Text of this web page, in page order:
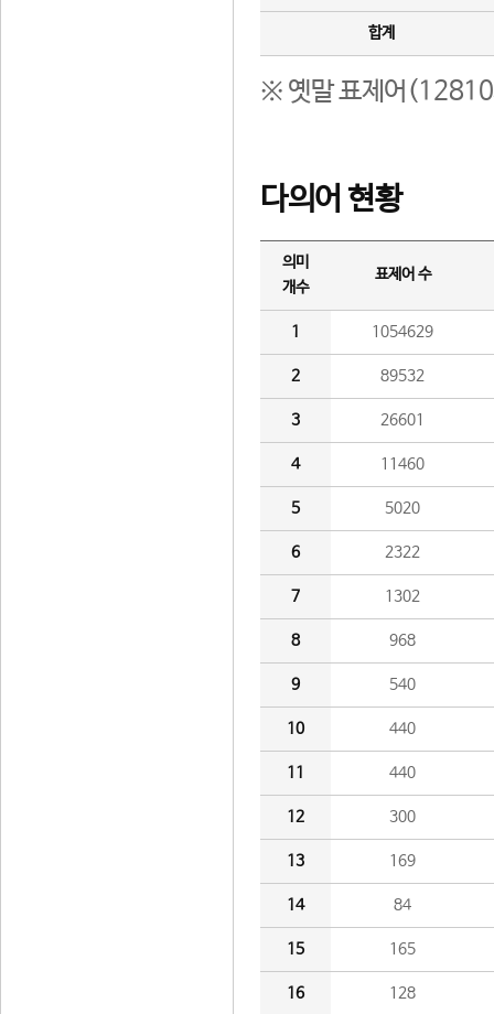
합계
※ 옛말 표제어(12810
다의어 현황
의미
개수
표제어 수
1 1054629
2 89532
3 26601
4 11460
5 5020
6 2322
7 1302
8 968
9 540
10 440
11 440
12 300
13 169
14 84
15 165
16 128